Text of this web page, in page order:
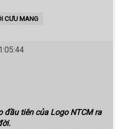
CƯU MANG
tiên của Logo NTCM ra